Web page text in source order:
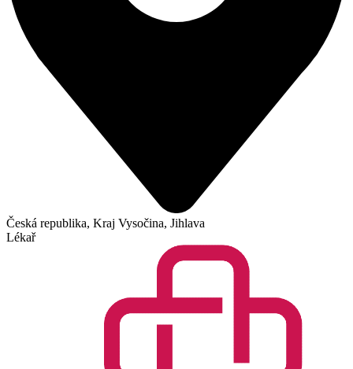
Česká republika, Kraj Vysočina, Jihlava
Lékař